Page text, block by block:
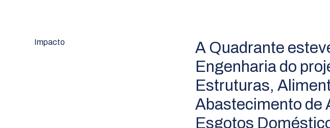
Impacto
A Quadrante
Engenharia do
Estruturas,
Abastecimento de
Esgotos